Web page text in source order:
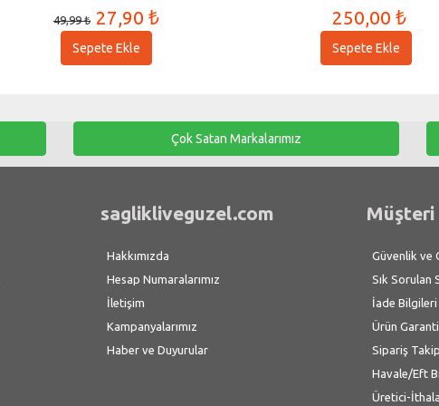
49,99 ₺ 27,90 ₺
Sepete Ekle
250,00 ₺
Sepete Ekle
Çok Satan Markalarımız
saglikliveguzel.com
Hakkımızda
Hesap Numaralarımız
İletişim
Kampanyalarımız
Haber ve Duyurular
Güvenlik ve
Sık Sorulan
İade Bilgileri
Ürün
Sipariş
Havale/Eft
Üretici-